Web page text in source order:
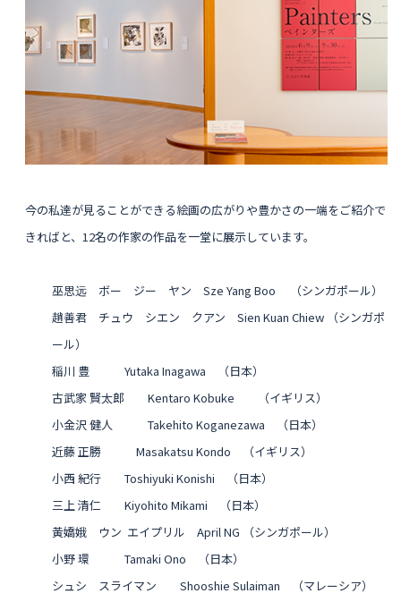
今の私達が見ることができる絵画の広がりや豊かさの一端をご紹介で
きればと、 12名の作家の作品を一堂に展示しています。
巫思远 ボー ジー ヤン Sze YangBoo
（シンガポール）
趙善君 チュウ シエン クアン Sien KuanChiew
（シンガポ
ール）
稲川 豊 Yutaka Inagawa （日本）
古武家 賢太郎 Kentaro Kobuke （イギリス）
小金沢 健人 Takehito Koganezawa （日本）
近藤 正勝 Masakatsu Kondo （イギリス）
小西 紀行 Toshiyuki Konishi （日本）
三上 清仁 Kiyohito Mikami （日本）
黃嬌娥 ウン エイプリル AprilNG
（シンガポール）
小野 環 Tamaki Ono （日本）
シュシ スライマン Shooshie Sulaiman （マレーシア）